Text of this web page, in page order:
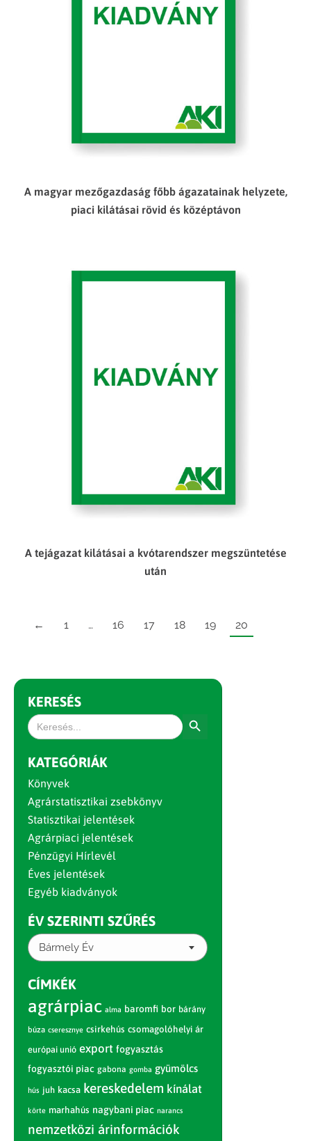
A magyar mezőgazdaság főbb ágazatainak helyzete,
piaci kilátásai rövid és középtávon
A tejágazat kilátásai a kvótarendszer megszüntetése
után
← 1 … 16 17 18 19 20
KERESÉS
Search
for:
KATEGÓRIÁK
Könyvek
Agrárstatisztikai zsebkönyv
Statisztikai jelentések
Agrárpiaci jelentések
Pénzügyi Hírlevél
Éves jelentések
Egyéb kiadványok
ÉV SZERINTI SZŰRÉS
Bármely Év
CÍMKÉK
agrárpiac alma baromfi bor bárány
búza cseresznye csirkehús csomagolóhelyi ár
európai unió export fogyasztás
fogyasztói piac gabona gomba gyümölcs
hús juh kacsa kereskedelem kínálat
körte marhahús nagybani piac narancs
nemzetközi árinformációk